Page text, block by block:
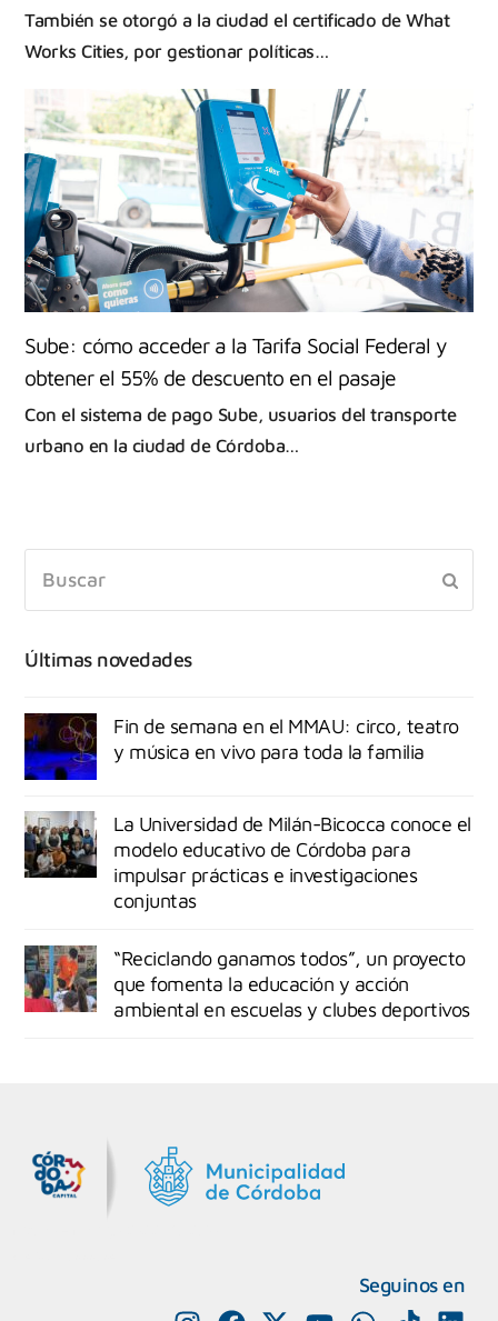
También se otorgó a la ciudad el certificado de What
Works Cities, por gestionar políticas…
Sube: cómo acceder a la Tarifa Social Federal y
obtener el 55% de descuento en el pasaje
Con el sistema de pago Sube, usuarios del transporte
urbano en la ciudad de Córdoba…
Últimas novedades
Fin de semana en el MMAU: circo, teatro
y música en vivo para toda la familia
La Universidad de Milán-Bicocca conoce el
modelo educativo de Córdoba para
impulsar prácticas e investigaciones
conjuntas
“Reciclando ganamos todos”, un proyecto
que fomenta la educación y acción
ambiental en escuelas y clubes deportivos
Seguinos en